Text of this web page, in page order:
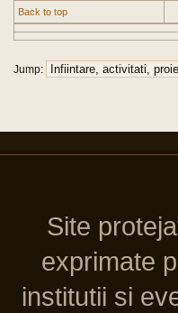
Back to top
Jump:
Site
exprimate
institutii si